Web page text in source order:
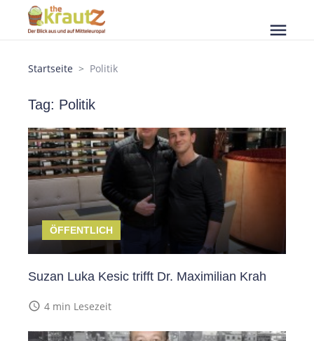
menu
Startseite Politik
Tag: Politik
ÖFFENTLICH
Suzan Luka Kesic trifft Dr. Maximilian Krah
access_time 4 min Lesezeit